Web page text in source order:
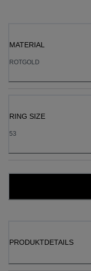
MATERIAL
ROTGOLD
RING SIZE
53
PRODUKTDETAILS